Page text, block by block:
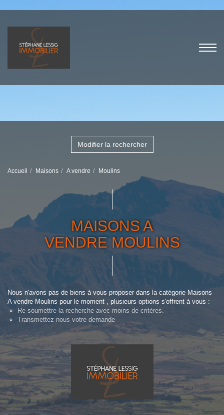
Modifier la rechercher
Accueil Maisons A vendre Moulins
MAISONS A
VENDRE MOULINS
Nous n'avons pas de biens à vous proposer dans la catégorie Maisons
A vendre Moulins pour le moment , plusieurs options s'offrent à vous :
Re-soumettre la recherche avec moins de critères.
Transmettez-nous votre demande